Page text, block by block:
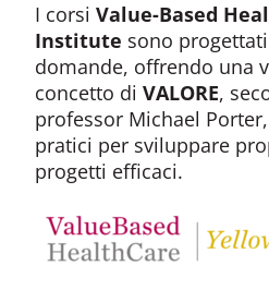
I corsi Value-Based
Institute sono
domande, offrendo una
concetto di VALORE,
professor Michael
pratici per sviluppare
progetti efficaci.